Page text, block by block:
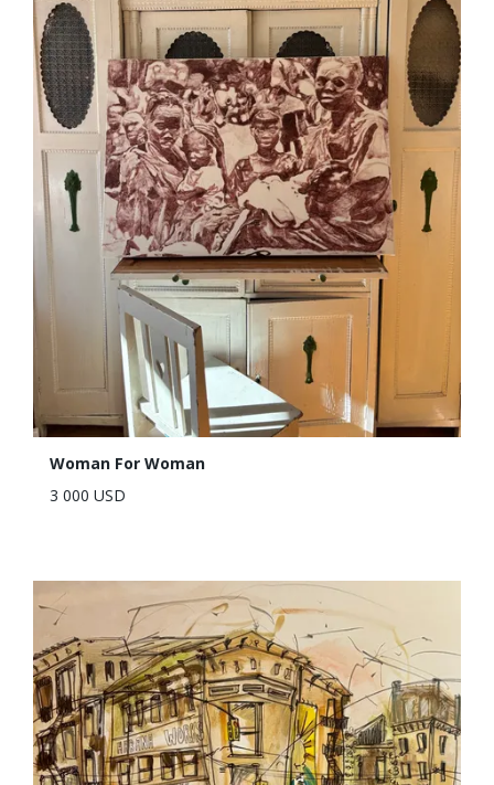
Woman For Woman
3 000 USD